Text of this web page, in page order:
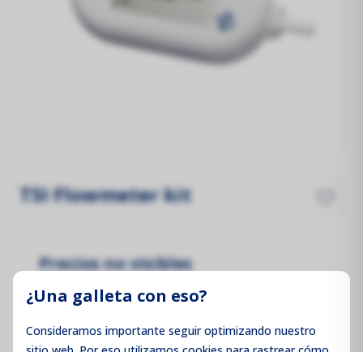
¿Una galleta con eso?
Consideramos importante seguir optimizando nuestro
TSI Flowmeter kit
Precios no visibles
Inicie sesión para ver los precios